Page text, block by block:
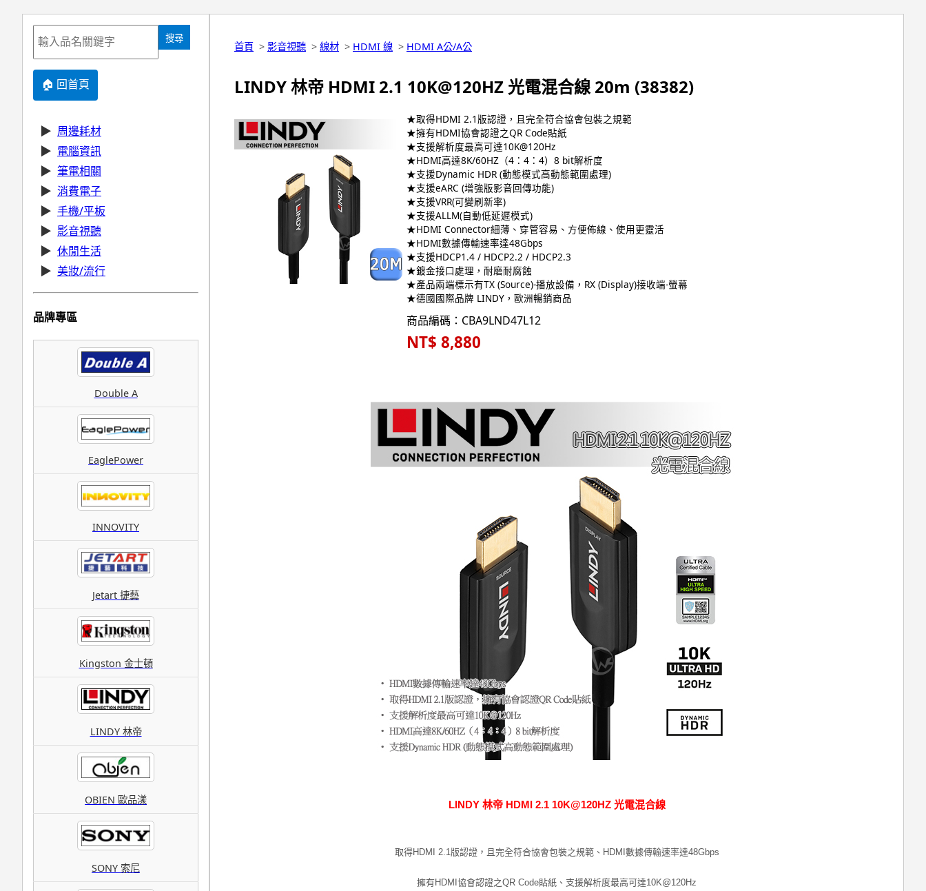
搜尋
🏠 回首頁
▶ 周邊耗材
▶ 電腦資訊
▶ 筆電相關
▶ 消費電子
▶ 手機/平板
▶ 影音視聽
▶ 休閒生活
▶ 美妝/流行
品牌專區
Double A
EaglePower
INNOVITY
Jetart 捷藝
Kingston 金士頓
LINDY 林帝
OBIEN 歐品漾
SONY 索尼
首頁 > 影音視聽 > 線材 > HDMI 線 > HDMI A公/A公
LINDY 林帝 HDMI 2.1 10K@120HZ 光電混合線 20m (38382)
★取得HDMI 2.1版認證，且完全符合協會包裝之規範
★擁有HDMI協會認證之QR Code貼紙
★支援解析度最高可達10K@120Hz
★HDMI高達8K/60HZ（4：4：4）8 bit解析度
★支援Dynamic HDR (動態模式高動態範圍處理)
★支援eARC (增強版影音回傳功能)
★支援VRR(可變刷新率)
★支援ALLM(自動低延遲模式)
★HDMI Connector細薄、穿管容易、方便佈線、使用更靈活
★HDMI數據傳輸速率達48Gbps
★支援HDCP1.4 / HDCP2.2 / HDCP2.3
★鍍金接口處理，耐磨耐腐蝕
★產品兩端標示有TX (Source)-播放設備，RX (Display)接收端-螢幕
★德國國際品牌 LINDY，歐洲暢銷商品
商品編碼：CBA9LND47L12
NT$ 8,880
LINDY 林帝 HDMI 2.1 10K@120HZ 光電混合線
取得HDMI 2.1版認證，且完全符合協會包裝之規範、HDMI數據傳輸速率達48Gbps
擁有HDMI協會認證之QR Code貼紙、支援解析度最高可達10K@120Hz